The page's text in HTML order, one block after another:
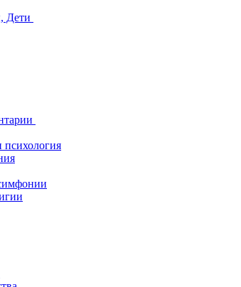
Дети
психология